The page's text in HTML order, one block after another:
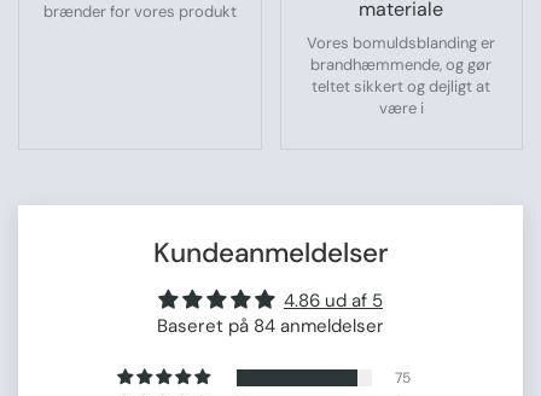
brænder for vores produkt
materiale
Vores bomuldsblanding er
brandhæmmende, og gør
teltet sikkert og dejligt at
være i
Kundeanmeldelser
4.86 ud af 5
Baseret på 84 anmeldelser
75